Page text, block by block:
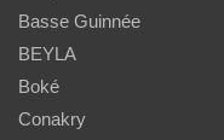
Basse Guinnée
BEYLA
Boké
Conakry